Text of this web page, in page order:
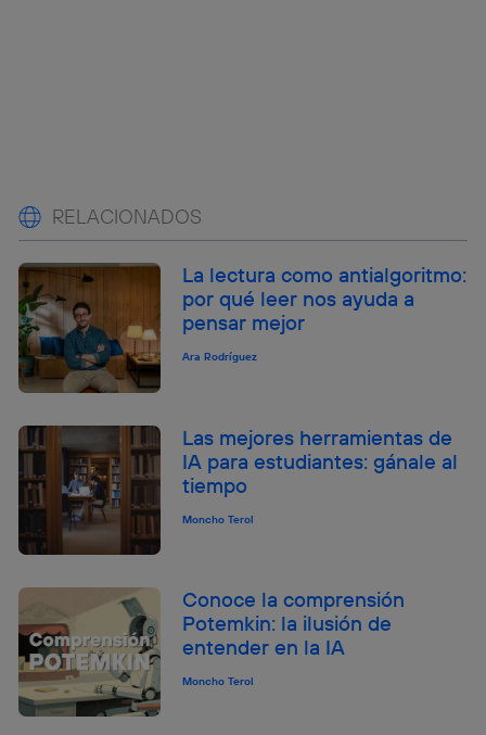
RELACIONADOS
La lectura como antialgoritmo:
por qué leer nos ayuda a
pensar mejor
Ara Rodríguez
Las mejores herramientas de
IA para estudiantes: gánale al
tiempo
Moncho Terol
Conoce la comprensión
Potemkin: la ilusión de
entender en la IA
Moncho Terol